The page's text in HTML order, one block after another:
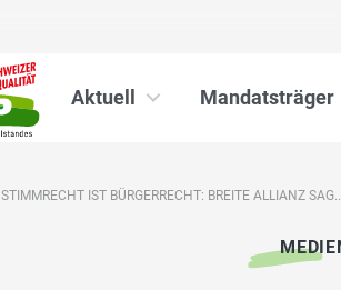
Aktuell Mandatsträger
STIMMRECHT IST BÜRGERRECHT: BREITE ALLIANZ